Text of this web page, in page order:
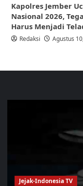
Kapolres Jember
Nasional 2026,
Harus Menjadi
Redaksi Agustus
Jejak-Indonesia TV